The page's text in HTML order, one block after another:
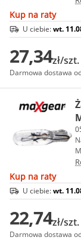
Kup na raty
U ciebie:wt.
27,34zł/szt.
Darmowa dostawa
Kup na raty
U ciebie:wt.
22,74zł/szt.
Darmowa dostawa